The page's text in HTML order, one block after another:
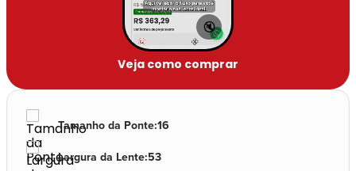
🔇
Veja como comprar
Tamanho da Ponte:16
Largura da Lente:53